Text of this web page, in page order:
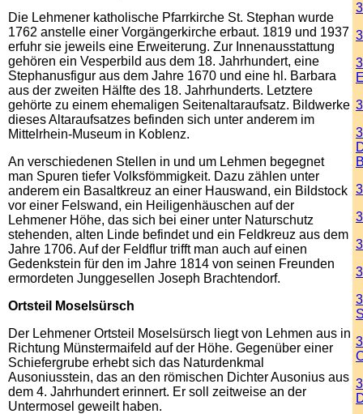
Die Lehmener katholische Pfarrkirche St. Stephan wurde
1762 anstelle einer Vorgängerkirche erbaut. 1819 und 1937
erfuhr sie jeweils eine Erweiterung. Zur Innenausstattung
gehören ein Vesperbild aus dem 18. Jahrhundert, eine
Stephanusfigur aus dem Jahre 1670 und eine hl. Barbara
aus der zweiten Hälfte des 18. Jahrhunderts. Letztere
gehörte zu einem ehemaligen Seitenaltaraufsatz. Bildwerke
dieses Altaraufsatzes befinden sich unter anderem im
Mittelrhein-Museum in Koblenz.
An verschiedenen Stellen in und um Lehmen begegnet
man Spuren tiefer Volksfömmigkeit. Dazu zählen unter
anderem ein Basaltkreuz an einer Hauswand, ein Bildstock
vor einer Felswand, ein Heiligenhäuschen auf der
Lehmener Höhe, das sich bei einer unter Naturschutz
stehenden, alten Linde befindet und ein Feldkreuz aus dem
Jahre 1706. Auf der Feldflur trifft man auch auf einen
Gedenkstein für den im Jahre 1814 von seinen Freunden
ermordeten Junggesellen Joseph Brachtendorf.
Ortsteil Moselsürsch
Der Lehmener Ortsteil Moselsürsch liegt von Lehmen aus in
Richtung Münstermaifeld auf der Höhe. Gegenüber einer
Schiefergrube erhebt sich das Naturdenkmal
Ausoniusstein, das an den römischen Dichter Ausonius aus
dem 4. Jahrhundert erinnert. Er soll zeitweise an der
Untermosel geweilt haben.